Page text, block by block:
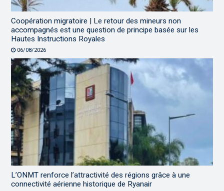
Coopération migratoire | Le retour des mineurs non
accompagnés est une question de principe basée sur les
Hautes Instructions Royales
06/08/2026
L’ONMT renforce l’attractivité des régions grâce à une
connectivité aérienne historique de Ryanair